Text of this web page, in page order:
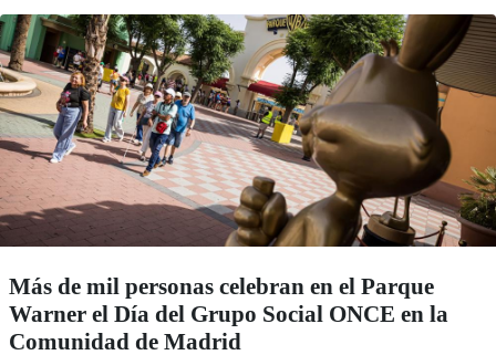
Más de mil personas celebran en el Parque
Warner el Día del Grupo Social ONCE en la
Comunidad de Madrid